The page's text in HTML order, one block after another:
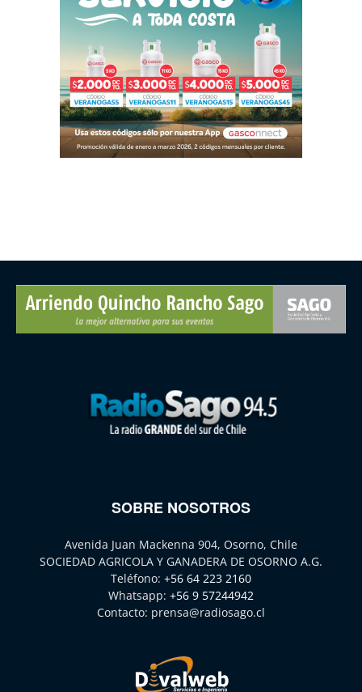
SOBRE NOSOTROS
Avenida Juan Mackenna 904, Osorno, Chile
SOCIEDAD AGRICOLA Y GANADERA DE OSORNO A.G.
Teléfono: +56 64 223 2160
Whatsapp: +56 9 57244942
Contacto: prensa@radiosago.cl